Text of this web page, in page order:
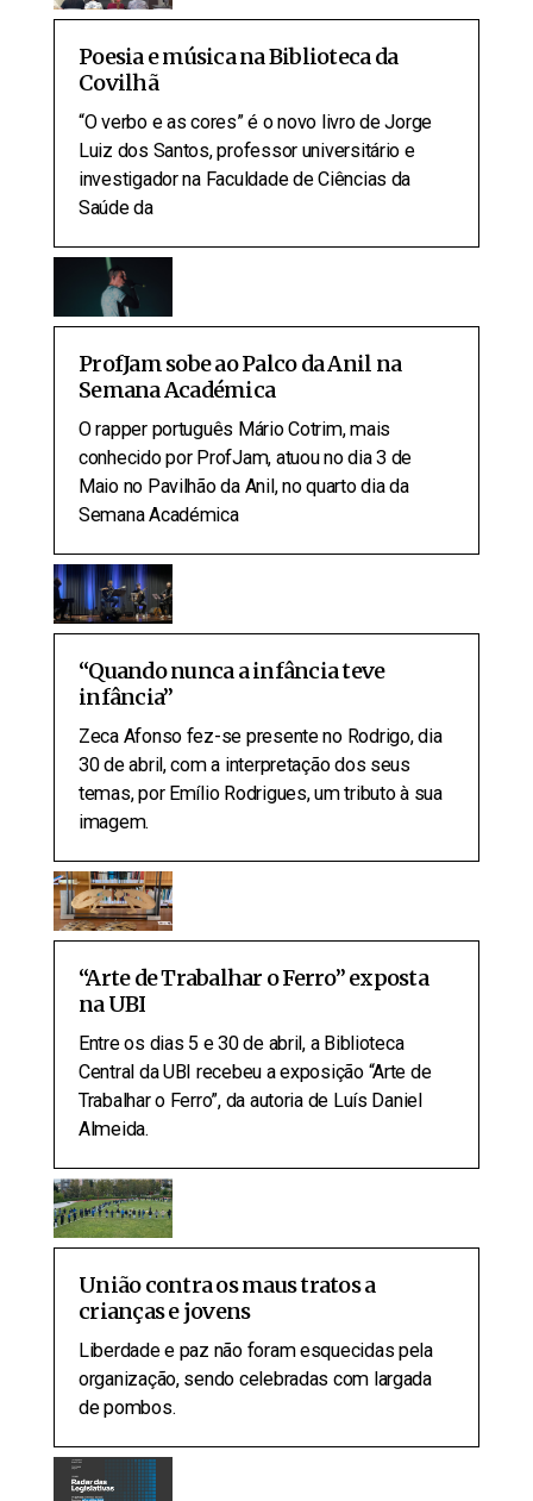
Poesia e música na Biblioteca da
Covilhã
“O verbo e as cores” é o novo livro de Jorge
Luiz dos Santos, professor universitário e
investigador na Faculdade de Ciências da
Saúde da
ProfJam sobe ao Palco da Anil na
Semana Académica
O rapper português Mário Cotrim, mais
conhecido por ProfJam, atuou no dia 3 de
Maio no Pavilhão da Anil, no quarto dia da
Semana Académica
“Quando nunca a infância teve
infância”
Zeca Afonso fez-se presente no Rodrigo, dia
30 de abril, com a interpretação dos seus
temas, por Emílio Rodrigues, um tributo à sua
imagem.
“Arte de Trabalhar o Ferro” exposta
na UBI
Entre os dias 5 e 30 de abril, a Biblioteca
Central da UBI recebeu a exposição “Arte de
Trabalhar o Ferro”, da autoria de Luís Daniel
Almeida.
União contra os maus tratos a
crianças e jovens
Liberdade e paz não foram esquecidas pela
organização, sendo celebradas com largada
de pombos.